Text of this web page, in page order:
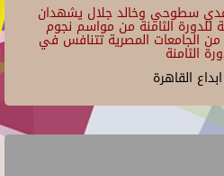
حمدي سطوحي وخالد جلال يشهدان
للدورة الثامنة من مواسم نجوم
130 عرضًا من الجامعات المصرية تتنافس في
الثامنة
القاهرة